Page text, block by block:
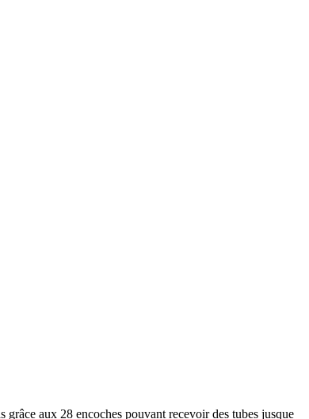
aux 28 encoches pouvant recevoir des tubes jusque